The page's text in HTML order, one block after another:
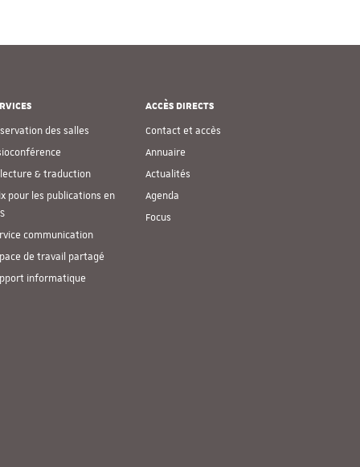
des salles
& traduction
pour les publications en
communication
de travail partagé
informatique
ACCÈS DIRECTS
Contact et accès
Annuaire
Actualités
Agenda
Focus